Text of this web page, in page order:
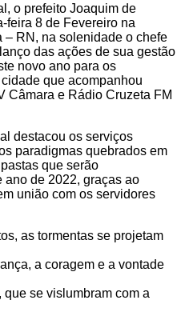
o prefeito Joaquim de
feira 8 de Fevereiro na
RN, na solenidade o chefe
das ações de sua gestão
novo ano para os
que acompanhou
Câmara e Rádio Cruzeta FM
destacou os serviços
paradigmas quebrados em
que serão
de 2022, graças ao
união com os servidores
as tormentas se projetam
a coragem e a vontade
se vislumbram com a